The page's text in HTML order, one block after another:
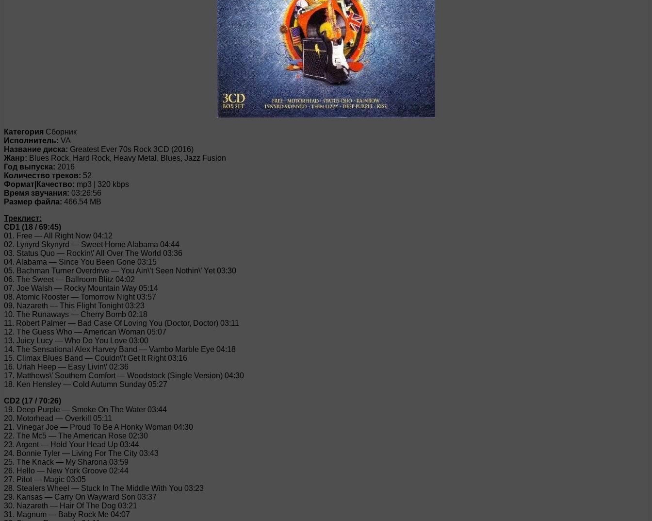
Категория Сборник
Исполнитель: VA
Название диска: Greatest Ever 70s Rock 3CD (2016)
Жанр: Blues Rock, Hard Rock, Heavy Metal, Blues, Jazz Fusion
Год выпуска: 2016
Количество треков: 52
Формат|Качество: mp3 | 320 kbps
Время звучания: 03:26:56
Размер файла: 466.54 MB
Треклист:
CD1 (18 / 69:45)
01. Free — All Right Now 04:12
02. Lynyrd Skynyrd — Sweet Home Alabama 04:44
03. Status Quo — Rockin\’ All Over The World 03:36
04. Alabama — Since You Been Gone 03:15
05. Bachman Turner Overdrive — You Ain\’t Seen Nothin\’ Yet 03:30
06. The Sweet — Ballroom Blitz 04:02
07. Joe Walsh — Rocky Mountain Way 05:14
08. Atomic Rooster — Tomorrow Night 03:57
09. Nazareth — This Flight Tonight 03:23
10. The Runaways — Cherry Bomb 02:18
11. Robert Palmer — Bad Case Of Loving You (Doctor, Doctor) 03:11
12. The Guess Who — American Woman 05:07
13. Juicy Lucy — Who Do You Love 03:00
14. The Sensational Alex Harvey Band — Vambo Marble Eye 04:18
15. Climax Blues Band — Couldn\’t Get It Right 03:16
16. Uriah Heep — Easy Livin\’ 02:36
17. Matthews\’ Southern Comfort — Woodstock (Single Version) 04:30
18. Ken Hensley — Cold Autumn Sunday 05:27
CD2 (17 / 70:26)
19. Deep Purple — Smoke On The Water 03:44
20. Motorhead — Overkill 05:11
21. Vinegar Joe — Proud To Be A Honky Woman 04:30
22. The Mc5 — The American Rose 02:30
23. Argent — Hold Your Head Up 03:44
24. Bonnie Tyler — Living For The City 03:43
25. The Knack — My Sharona 03:59
26. Hello — New York Groove 02:44
27. Pilot — Magic 03:05
28. Stealers Wheel — Stuck In The Middle With You 03:23
29. Kansas — Carry On Wayward Son 03:37
30. Nazareth — Hair Of The Dog 03:21
31. Magnum — Baby Rock Me 04:07